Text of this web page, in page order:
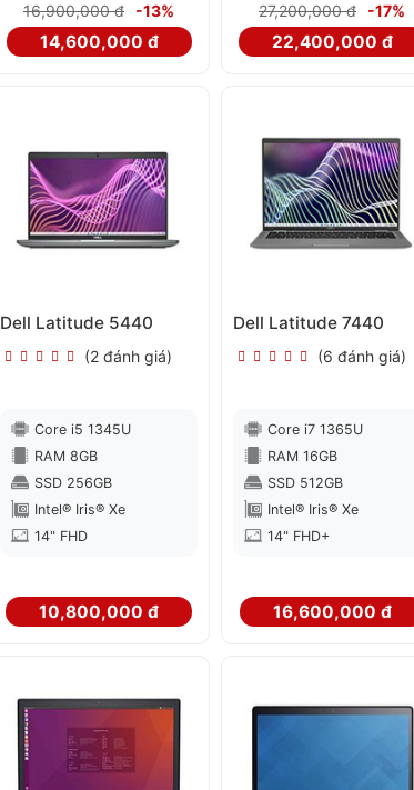
16,900,000 đ -13%
14,600,000 đ
27,200,000 đ -17%
22,400,000 đ
Dell Latitude 5440
(2 đánh giá)
Core i5 1345U
RAM 8GB
SSD 256GB
Intel® Iris® Xe
14" FHD
10,800,000 đ
Dell Latitude 7440
(6 đánh giá)
Core i7 1365U
RAM 16GB
SSD 512GB
Intel® Iris® Xe
14" FHD+
16,600,000 đ